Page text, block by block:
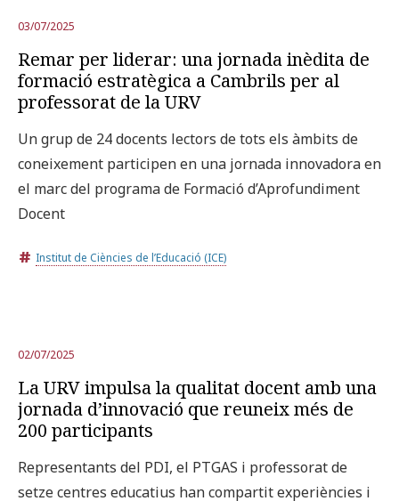
03/07/2025
Remar per liderar: una jornada inèdita de
formació estratègica a Cambrils per al
professorat de la URV
Un grup de 24 docents lectors de tots els àmbits de
coneixement participen en una jornada innovadora en
el marc del programa de Formació d’Aprofundiment
Docent
Institut de Ciències de l’Educació (ICE)
02/07/2025
La URV impulsa la qualitat docent amb una
jornada d’innovació que reuneix més de
200 participants
Representants del PDI, el PTGAS i professorat de
setze centres educatius han compartit experiències i